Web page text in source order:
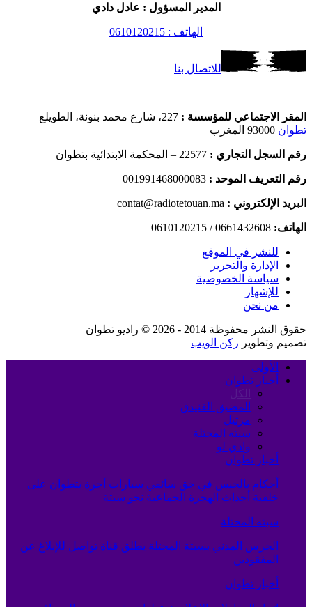
المدير المسؤول : عادل دادي
الهاتف : 0610120215
للاتصال بنا
المقر الاجتماعي للمؤسسة : 227، شارع محمد بنونة، الطويلع –
تطوان
رقم السجل التجاري : 22577 – المحكمة الابتدائية بتطوان
رقم التعريف الموحد : 001991468000083
البريد الإلكتروني : contat@radiotetouan.ma
الهاتف: 0661432608 / 0610120215
للنشر في الموقع
الإدارة والتحرير
سياسة الخصوصية
للإشهار
من نحن
حقوق النشر محفوظة 2014 - 2026 © راديو تطوان
تصميم وتطوير ركن الويب
الأولى
أخبار تطوان
الكل
المضيق الفنيدق
مرتيل
سبته المحتلة
وادي لو
أخبار تطوان
أحكام بالحبس في حق سائقي سيارات أجرة بتطوان على
خلفية أحداث الهجرة الجماعية نحو سبتة
سبته المحتلة
الحرس المدني بسبتة المحتلة يطلق قناة تواصل للإبلاغ عن
المفقودين
أخبار تطوان